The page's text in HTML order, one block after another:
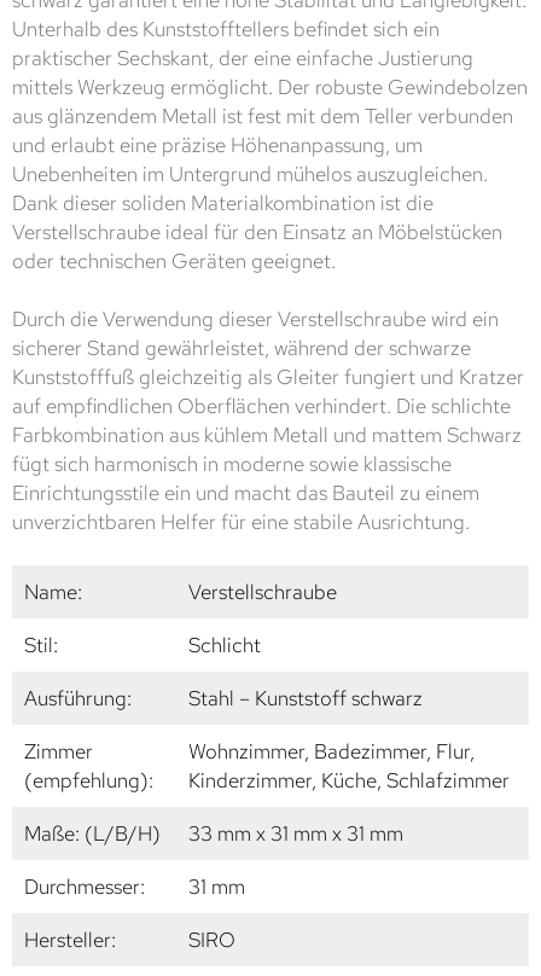
Unterhalb des Kunststofftellers befindet sich ein
praktischer Sechskant, der eine einfache Justierung
mittels Werkzeug ermöglicht. Der robuste Gewindebolzen
aus glänzendem Metall ist fest mit dem Teller verbunden
und erlaubt eine präzise Höhenanpassung, um
Unebenheiten im Untergrund mühelos auszugleichen.
Dank dieser soliden Materialkombination ist die
Verstellschraube ideal für den Einsatz an Möbelstücken
oder technischen Geräten geeignet.
Durch die Verwendung dieser Verstellschraube wird ein
sicherer Stand gewährleistet, während der schwarze
Kunststofffuß gleichzeitig als Gleiter fungiert und Kratzer
auf empfindlichen Oberflächen verhindert. Die schlichte
Farbkombination aus kühlem Metall und mattem Schwarz
fügt sich harmonisch in moderne sowie klassische
Einrichtungsstile ein und macht das Bauteil zu einem
unverzichtbaren Helfer für eine stabile Ausrichtung.
Name:
Verstellschraube
Stil:
Schlicht
Ausführung:
Stahl – Kunststoff schwarz
Zimmer
(empfehlung):
Wohnzimmer, Badezimmer, Flur,
Kinderzimmer, Küche, Schlafzimmer
Maße: (L/B/H)
33 mm x 31 mm x 31 mm
Durchmesser:
31 mm
Hersteller:
SIRO